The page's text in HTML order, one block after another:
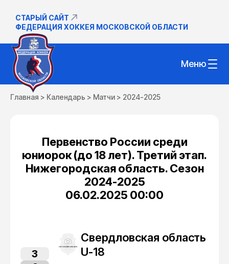
СТАРЫЙ САЙТ
ФЕДЕРАЦИЯ ХОККЕЯ МОСКОВСКОЙ ОБЛАСТИ
Меню
Главная > Календарь > Матчи > 2024-2025
Первенство России среди
юниорок (до 18 лет). Третий этап.
Нижегородская область. Сезон
2024-2025
06.02.2025 00:00
Свердловская область
U-18
3